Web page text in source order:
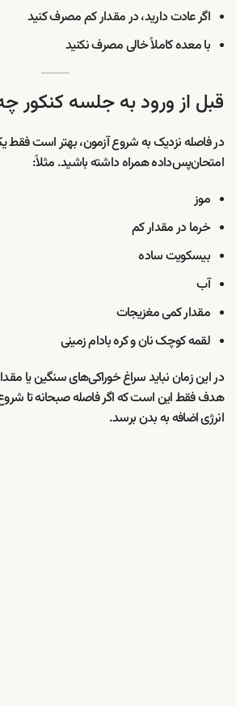
اگر عادت دارید، در مقدار کم مصرف کنید
با معده کاملاً خالی مصرف نکنید
قبل از ورود به جلسه کنکور
در فاصله نزدیک به شروع آزمون، بهتر است
امتحان‌پس‌داده همراه داشته باشید. مثلاً:
موز
خرما در مقدار کم
بیسکویت ساده
آب
مقدار کمی مغزیجات
لقمه کوچک نان و کره بادام زمینی
در این زمان نباید سراغ خوراکی‌های سنگین یا
هدف فقط این است که اگر فاصله صبحانه تا
انرژی اضافه به بدن برسد.